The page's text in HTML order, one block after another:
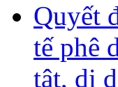
Quyết
tế phê
tật, dị